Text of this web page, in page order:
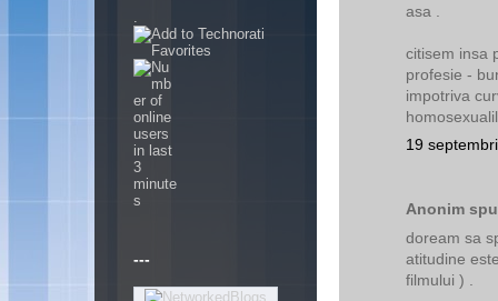
asa .
citisem insa
profesie -
impotriva
19
Anonim
doream sa
atitudine
filmului ) .
---